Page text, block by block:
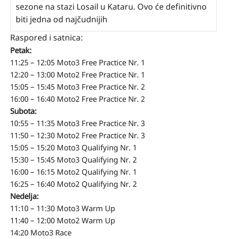
sezone na stazi Losail u Kataru. Ovo će definitivno
biti jedna od najčudnijih
Raspored i satnica:
Petak:
11:25 – 12:05 Moto3 Free Practice Nr. 1
12:20 – 13:00 Moto2 Free Practice Nr. 1
15:05 – 15:45 Moto3 Free Practice Nr. 2
16:00 – 16:40 Moto2 Free Practice Nr. 2
Subota:
10:55 – 11:35 Moto3 Free Practice Nr. 3
11:50 – 12:30 Moto2 Free Practice Nr. 3
15:05 – 15:20 Moto3 Qualifying Nr. 1
15:30 – 15:45 Moto3 Qualifying Nr. 2
16:00 – 16:15 Moto2 Qualifying Nr. 1
16:25 – 16:40 Moto2 Qualifying Nr. 2
Nedelja:
11:10 – 11:30 Moto3 Warm Up
11:40 – 12:00 Moto2 Warm Up
14:20 Moto3 Race